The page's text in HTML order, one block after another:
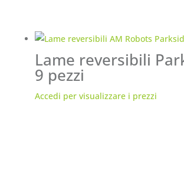
Lame reversibili
9 pezzi
Accedi per visualizzare i prezzi